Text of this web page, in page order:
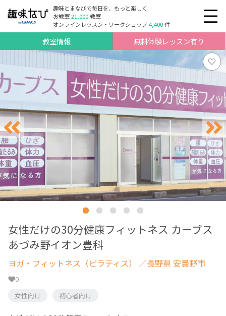
趣味とまなびで毎日を、もっと楽しく
お教室21,000教室
オンラインレッスン・ワークショップ4,400件
教室情報 無料体験レッスン有り
女性だけの30分健康フィットネス カーブス
あづみ野イオン豊科
ヨガ・フィットネス（ピラティス） ／長野県 安曇野市
0
女性向け
初心者向け